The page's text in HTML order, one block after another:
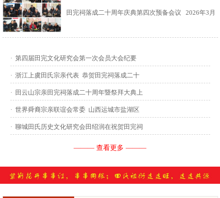
田完祠落成二十周年庆典第四次预备会议 2026年3月
祖”第四次预备会议。 常务副会长田传灿宗亲主持会
议...
· 第四届田完文化研究会第一次会员大会纪要
· 浙江上虞田氏宗亲代表 恭贺田完祠落成二十
· 田云山宗亲田完祠落成二十周年暨祭拜大典上
· 世界舜裔宗亲联谊会常委 山西运城市盐湖区
· 聊城田氏历史文化研究会田绍润在祝贺田完祠
——— 查看更多 ———